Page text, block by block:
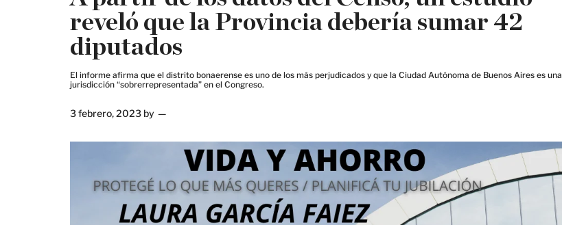
reveló que la Provincia debería sumar 42
diputados
El informe afirma que el distrito bonaerense es uno de los más perjudicados y que la Ciudad Autónoma de Buenos Aires es una
jurisdicción “sobrerrepresentada” en el Congreso.
3 febrero, 2023 by